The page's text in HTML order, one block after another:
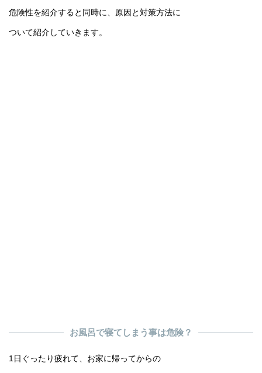
危険性を紹介すると同時に、原因と対策方法に
ついて紹介していきます。
お風呂で寝てしまう事は危険？
1日ぐったり疲れて、お家に帰ってからの